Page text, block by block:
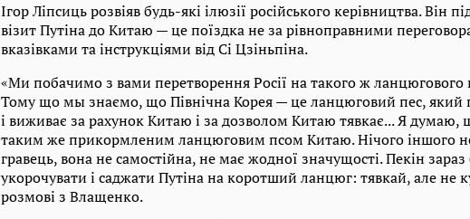
Ігор Ліпсиць розвіяв будь-які ілюзії російського керівництва. Він
візит Путіна до Китаю — це поїздка не за рівноправними
вказівками та інструкціями від Сі Цзіньпіна.
«Ми побачимо з вами перетворення Росії на такого ж ланцюгового
Тому що мы знаємо, що Північна Корея — це ланцюговий пес, який
і виживає за рахунок Китаю і за дозволом Китаю тявкає... Я думаю,
таким же прикормленим ланцюговим псом Китаю. Нічого іншого
гравець, вона не самостійна, не має жодної значущості. Пекін
укорочувати і саджати Путіна на коротший ланцюг: тявкай, але не
розмові з Влащенко.